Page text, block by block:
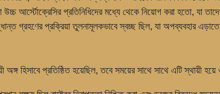
উচ্চ আর্স্টোক্রেসির প্রতিনিধিদের মধ্যে থেকে নিয়োগ করা হতো, যা
গ্রহণের প্রক্রিয়া তুলনামূলকভাবে স্বচ্ছ ছিল, যা অপব্যবহার
হিসাবে প্রতিষ্ঠিত হয়েছিল, তবে সময়ের সাথে সাথে এটি স্থায়ী